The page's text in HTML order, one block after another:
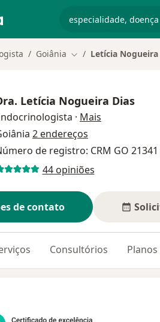
Goiânia Mudar de cidade
Letícia Nogueira
Letícia Nogueira Dias
· Mais
2 endereços
de registro: CRM GO 21341
44 opiniões
de contato
Consultórios